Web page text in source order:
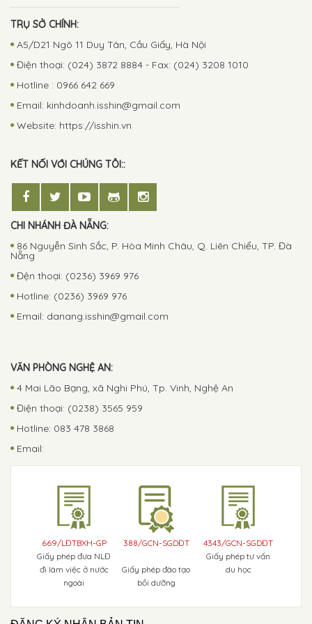
TRỤ SỞ CHÍNH:
A5/D21 Ngõ 11 Duy Tân, Cầu Giấy, Hà Nội
Điện thoại: (024) 3872 8884 - Fax: (024) 3208 1010
Hotline : 0966 642 669
Email: kinhdoanh.isshin@gmail.com
Website: https://isshin.vn
KẾT NỐI VỚI CHÚNG TÔI::
CHI NHÁNH ĐÀ NẴNG:
86 Nguyễn Sinh Sắc, P. Hòa Minh Châu, Q. Liên Chiểu, TP. Đà
Nẵng
Đện thoại: (0236) 3969 976
Hotline: (0236) 3969 976
Email: danang.isshin@gmail.com
VĂN PHÒNG NGHỆ AN:
4 Mai Lão Bạng, xã Nghi Phú, Tp. Vinh, Nghệ An
Điện thoại: (0238) 3565 959
Hotline: 083 478 3868
Email:
669/LĐTBXH-GP
Giấy phép đưa NLĐ
đi làm việc ở nước
ngoài
388/GCN-SGDĐT
Giấy phép đào tạo
bồi dưỡng
4343/GCN-SGDĐT
Giấy phép tư vấn
du học